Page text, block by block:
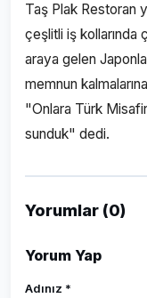
Taş Plak Restoran
çeşlitli iş kollarında
araya gelen
memnun
"Onlara Türk
sunduk" dedi.
Yorumlar (0)
Yorum Yap
Adınız *